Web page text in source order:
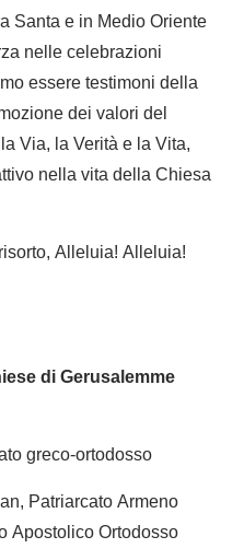
Santa e in Medio Oriente
nelle celebrazioni
essere testimoni della
dei valori del
Via, la Verità e la Vita,
nella vita della Chiesa
Alleluia! Alleluia!
di Gerusalemme
greco-ortodosso
Patriarcato Armeno
Apostolico Ortodosso